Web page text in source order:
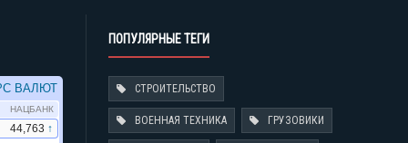
ПОПУЛЯРНЫЕ ТЕГИ
СТРОИТЕЛЬСТВО
ВОЕННАЯ ТЕХНИКА ГРУЗОВИКИ